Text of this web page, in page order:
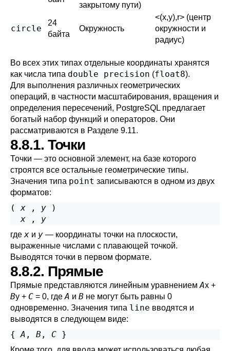
закрытому пути)
circle
24
байта
Окружность
<(x,y),r> (центр
окружности и
радиус)
Во всех этих типах отдельные координаты хранятся
как числа типа double precision (float8).
Для выполнения различных геометрических
операций, в частности масштабирования, вращения и
определения пересечений, PostgreSQL предлагает
богатый набор функций и операторов. Они
рассматриваются в Разделе 9.11.
8.8.1. Точки
Точки — это основной элемент, на базе которого
строятся все остальные геометрические типы.
Значения типа point записываются в одном из двух
форматов:
( x , y )
x , y
где x и y — координаты точки на плоскости,
выраженные числами с плавающей точкой.
Выводятся точки в первом формате.
8.8.2. Прямые
Прямые представляются линейным уравнениемAx +
By + C = 0, гдеA и B не могут быть равны 0
одновременно. Значения типа line вводятся и
выводятся в следующем виде:
{ A , B , C